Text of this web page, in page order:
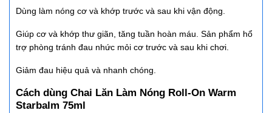
Dùng làm nóng cơ và khớp trước và sau khi vận động.
Giúp cơ và khớp thư giãn, tăng tuần hoàn máu. Sản phẩm hổ
trợ phòng tránh đau nhức mỏi cơ trước và sau khi chơi.
Giảm đau hiệu quả và nhanh chóng.
Cách dùng Chai Lăn Làm Nóng Roll-On Warm
Starbalm 75ml